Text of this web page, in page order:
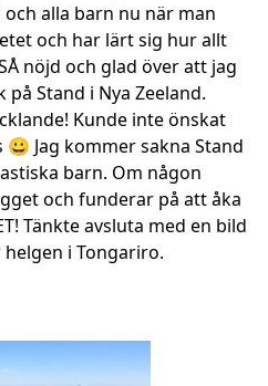
alla barn nu när man
och har lärt sig hur allt
nöjd och glad över att jag
Stand i Nya Zeeland.
Kunde inte önskat
Jag kommer sakna Stand
barn. Om någon
och funderar på att åka
Tänkte avsluta med en bild
i Tongariro.